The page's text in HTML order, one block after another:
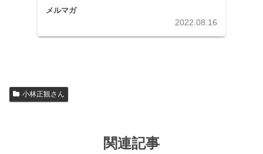
メルマガ
2022.08.16
小林正観さん
関連記事